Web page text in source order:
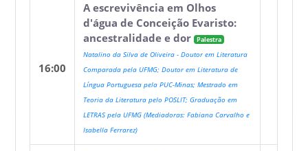
16:00
A escrevivência em Olhos
d'água de Conceição Evaristo:
ancestralidade e dor Palestra
Natalino da Silva de Oliveira - Doutor em Literatura
Comparada pela UFMG; Doutor em Literatura de
Língua Portuguesa pela PUC-Minas; Mestrado em
Teoria da Literatura pelo POSLIT; Graduação em
LETRAS pela UFMG (Mediadoras: Fabiana Carvalho e
Isabella Ferrarez)